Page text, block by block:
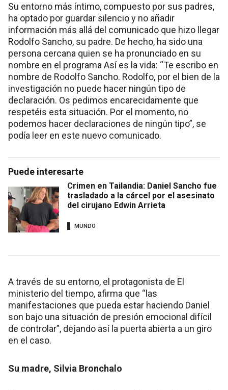
Su entorno más íntimo, compuesto por sus padres,
ha optado por guardar silencio y no añadir
información más allá del comunicado que hizo llegar
Rodolfo Sancho, su padre. De hecho, ha sido una
persona cercana quien se ha pronunciado en su
nombre en el programa Así es la vida: “Te escribo en
nombre de Rodolfo Sancho. Rodolfo, por el bien de la
investigación no puede hacer ningún tipo de
declaración. Os pedimos encarecidamente que
respetéis esta situación. Por el momento, no
podemos hacer declaraciones de ningún tipo”, se
podía leer en este nuevo comunicado.
Puede interesarte
Crimen en Tailandia: Daniel Sancho fue
trasladado a la cárcel por el asesinato
del cirujano Edwin Arrieta
MUNDO
A través de su entorno, el protagonista de El
ministerio del tiempo, afirma que “las
manifestaciones que pueda estar haciendo Daniel
son bajo una situación de presión emocional difícil
de controlar”, dejando así la puerta abierta a un giro
en el caso.
Su madre, Silvia Bronchalo